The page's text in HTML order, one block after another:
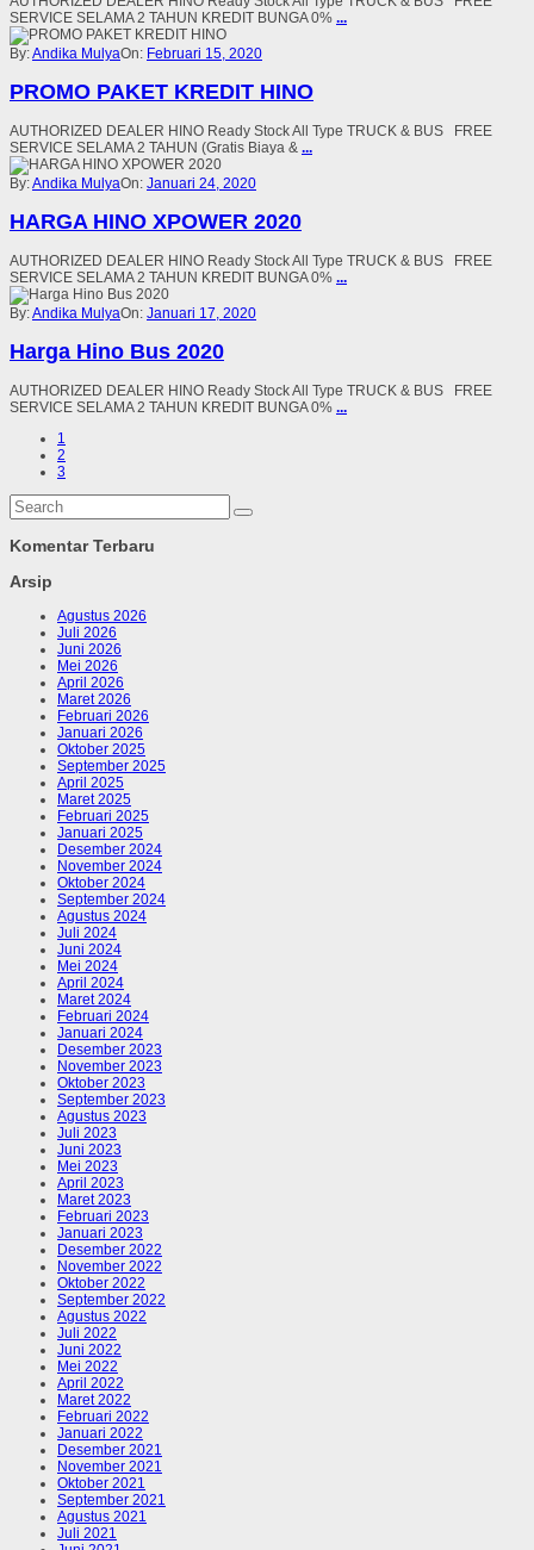
SERVICE SELAMA 2 TAHUN KREDIT BUNGA 0% ...
By:Andika MulyaOn: Februari 15, 2020
PROMO PAKET KREDIT HINO
AUTHORIZED DEALER HINO Ready Stock All Type TRUCK & BUS FREE
SERVICE SELAMA 2 TAHUN (Gratis Biaya & ...
By:Andika MulyaOn: Januari 24, 2020
HARGA HINO XPOWER 2020
AUTHORIZED DEALER HINO Ready Stock All Type TRUCK & BUS FREE
SERVICE SELAMA 2 TAHUN KREDIT BUNGA 0% ...
By:Andika MulyaOn: Januari 17, 2020
Harga Hino Bus 2020
AUTHORIZED DEALER HINO Ready Stock All Type TRUCK & BUS FREE
SERVICE SELAMA 2 TAHUN KREDIT BUNGA 0% ...
1
2
3
Komentar Terbaru
Arsip
Agustus 2026
Juli 2026
Juni 2026
Mei 2026
April 2026
Maret 2026
Februari 2026
Januari 2026
Oktober 2025
September 2025
April 2025
Maret 2025
Februari 2025
Januari 2025
Desember 2024
November 2024
Oktober 2024
September 2024
Agustus 2024
Juli 2024
Juni 2024
Mei 2024
April 2024
Maret 2024
Februari 2024
Januari 2024
Desember 2023
November 2023
Oktober 2023
September 2023
Agustus 2023
Juli 2023
Juni 2023
Mei 2023
April 2023
Maret 2023
Februari 2023
Januari 2023
Desember 2022
November 2022
Oktober 2022
September 2022
Agustus 2022
Juli 2022
Juni 2022
Mei 2022
April 2022
Maret 2022
Februari 2022
Januari 2022
Desember 2021
November 2021
Oktober 2021
September 2021
Agustus 2021
Juli 2021